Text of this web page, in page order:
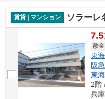
賃貸 | マンション ソラーレ
7.5
敷金
東
阪
東
2階
兵